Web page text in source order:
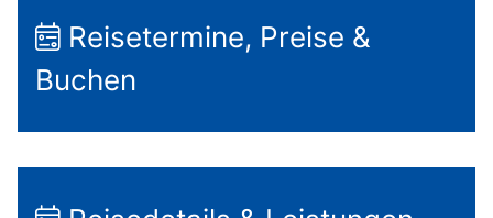
Reisetermine, Preise &
Buchen